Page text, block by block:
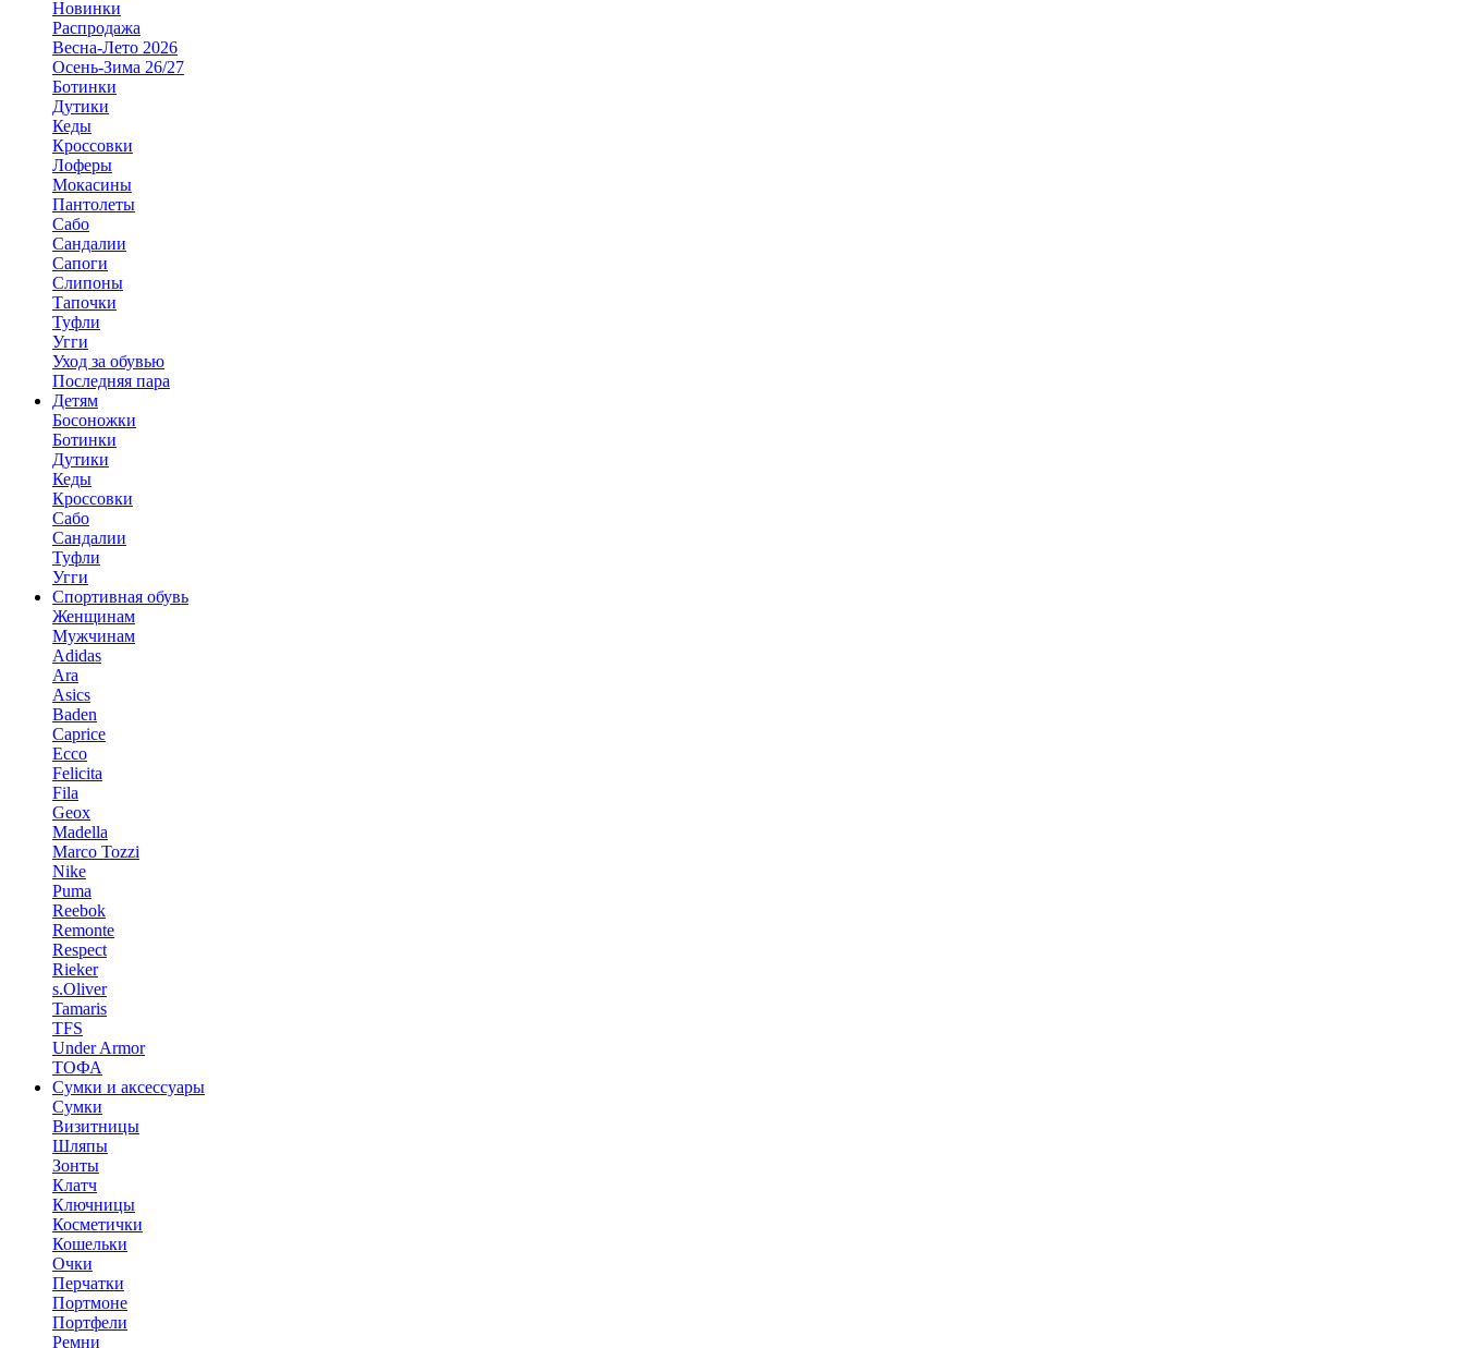
Новинки
Распродажа
Весна-Лето 2026
Осень-Зима 26/27
Ботинки
Дутики
Кеды
Кроссовки
Лоферы
Мокасины
Пантолеты
Сабо
Сандалии
Сапоги
Слипоны
Тапочки
Туфли
Угги
Уход за обувью
Последняя пара
Детям
Босоножки
Ботинки
Дутики
Кеды
Кроссовки
Сабо
Сандалии
Туфли
Угги
Спортивная обувь
Женщинам
Мужчинам
Adidas
Ara
Asics
Baden
Caprice
Ecco
Felicita
Fila
Geox
Madella
Marco Tozzi
Nike
Puma
Reebok
Remonte
Respect
Rieker
s.Oliver
Tamaris
TFS
Under Armor
ТОФА
Сумки и аксессуары
Сумки
Визитницы
Шляпы
Зонты
Клатч
Ключницы
Косметички
Кошельки
Очки
Перчатки
Портмоне
Портфели
Ремни